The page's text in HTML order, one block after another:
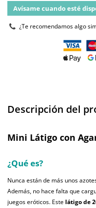
Avísame cuando esté
¿Te recomendamos algo
Descripción del
Mini Látigo con
¿Qué es?
Nunca están de más unos
Además, no hace falta que
juegos eróticos. Este látigo de